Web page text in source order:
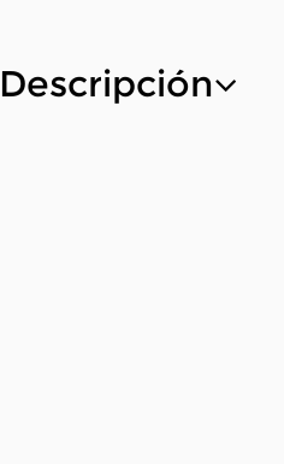
Descripción